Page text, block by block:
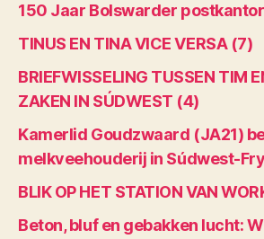
150 Jaar Bolswarder
TINUS EN TINA VICE VERSA (7)
BRIEFWISSELING TUSSEN TIM
ZAKEN IN SÚDWEST (4)
Kamerlid Goudzwaard (JA21)
melkveehouderij in Súdwest-
BLIK OP HET STATION VAN
Beton, bluf en gebakken lucht: